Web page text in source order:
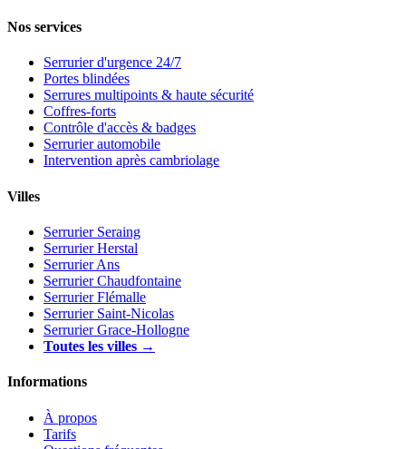
Nos services
Serrurier d'urgence 24/7
Portes blindées
Serrures multipoints & haute sécurité
Coffres-forts
Contrôle d'accès & badges
Serrurier automobile
Intervention après cambriolage
Villes
Serrurier Seraing
Serrurier Herstal
Serrurier Ans
Serrurier Chaudfontaine
Serrurier Flémalle
Serrurier Saint-Nicolas
Serrurier Grace-Hollogne
Toutes les villes →
Informations
À propos
Tarifs